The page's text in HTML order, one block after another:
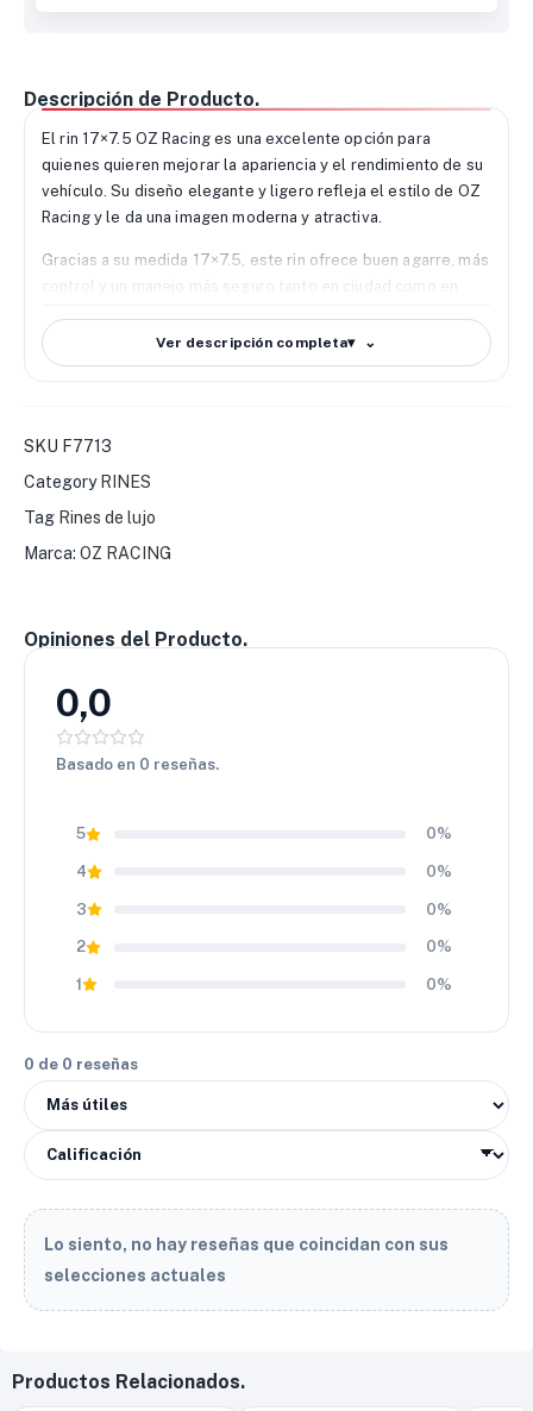
Descripción de Producto.
El rin 17×7.5 OZ Racing es una excelente opción para
quienes quieren mejorar la apariencia y el rendimiento de su
vehículo. Su diseño elegante y ligero refleja el estilo de OZ
Racing y le da una imagen moderna y atractiva.
Gracias a su medida 17×7.5, este rin ofrece buen agarre, más
control y un manejo más seguro tanto en ciudad como en
confort y respuesta al conducir.
Está hecho con materiales de alta calidad, por lo que ofrece
centro (CB), lo que facilita su montaje en varios vehículos. Es
una gran opción para quienes buscan resistencia, buen
Ver descripción completa▾
SKU F7713
Category RINES
Tag Rines de lujo
Marca: OZ RACING
Opiniones del Producto.
0,0
Basado en 0 reseñas.
5 0%
4 0%
3 0%
2 0%
1 0%
0 de 0 reseñas
Lo siento, no hay reseñas que coincidan con sus
selecciones actuales
Productos Relacionados.